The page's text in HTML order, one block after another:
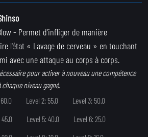
- Permet d'infliger de manière
l'état « Lavage de cerveau » en touchant
avec une attaque au corps à corps.
pour activer à nouveau une compétence
niveau gagné.
Level 2: 55.0
Level 3: 50.0
Level 5: 40.0
Level 6: 25.0